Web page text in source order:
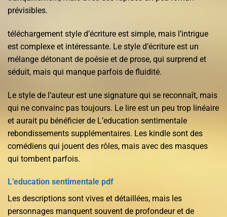
prévisibles.
téléchargement style d’écriture est simple, mais l’intrigue
est complexe et intéressante. Le style d’écriture est un
mélange détonant de poésie et de prose, qui surprend et
séduit, mais qui manque parfois de fluidité.
Le style de l’auteur est une signature qui se reconnaît, mais
qui ne convainc pas toujours. Le lire est un peu trop linéaire
et aurait pu bénéficier de L’education sentimentale
rebondissements supplémentaires. Les kindle sont des
comédiens qui jouent des rôles, mais avec des masques
qui tombent parfois.
L’education sentimentale pdf
Les descriptions sont vives et détaillées, mais les
personnages manquent souvent de profondeur et de